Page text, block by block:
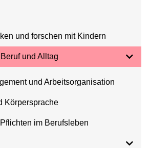
und forschen mit Kindern
und Alltag
und Arbeitsorganisation
Körpersprache
im Berufsleben